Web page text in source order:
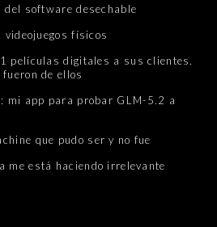
del software desechable
videojuegos físicos
películas digitales a sus clientes.
de ellos
mi app para probar GLM-5.2 a
que pudo ser y no fue
me está haciendo irrelevante